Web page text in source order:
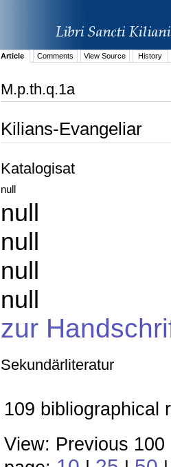
Article Comments View Source History
M.p.th.q.1a
Kilians-Evangeliar
Katalogisat
null
null
null
null
null
zur
Sekundärliteratur
109 bibliographical
View: Previous